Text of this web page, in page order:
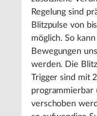
Regelung sind
Blitzpulse von
möglich. So
Bewegungen
werden. Die
Trigger sind mit
programmierbar
verschoben